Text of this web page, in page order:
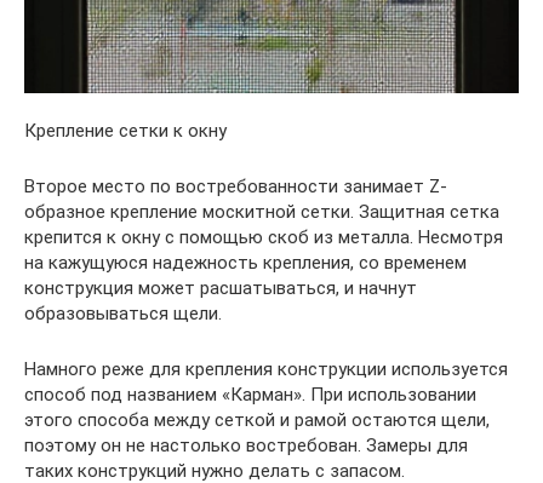
Крепление сетки к окну
Второе место по востребованности занимает Z-
образное крепление москитной сетки. Защитная сетка
крепится к окну с помощью скоб из металла. Несмотря
на кажущуюся надежность крепления, со временем
конструкция может расшатываться, и начнут
образовываться щели.
Намного реже для крепления конструкции используется
способ под названием «Карман». При использовании
этого способа между сеткой и рамой остаются щели,
поэтому он не настолько востребован. Замеры для
таких конструкций нужно делать с запасом.